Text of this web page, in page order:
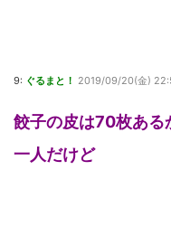
9: ぐるまと！ 2019/09/20(金)
餃子の皮は70枚ある
一人だけど